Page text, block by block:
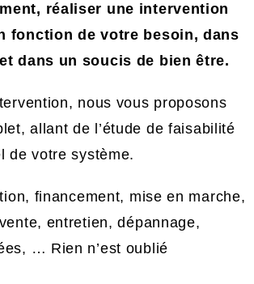
réaliser une intervention
fonction de votre besoin, dans
dans un soucis de bien être.
nous vous proposons
allant de l’étude de faisabilité
de votre système.
financement, mise en marche,
entretien, dépannage,
… Rien n’est oublié